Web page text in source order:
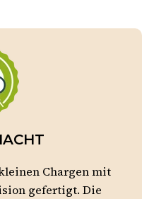
Chargen mit
gefertigt. Die